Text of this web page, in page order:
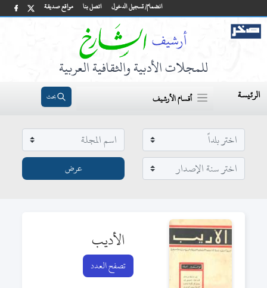
مواقع صديقة اتصل بنا انضمام/ تسجيل الدخول
للمجلات الأدبية والثقافية العربية
الرئيسة أقسام الأرشيف بحث
الأديب
تصفح العدد